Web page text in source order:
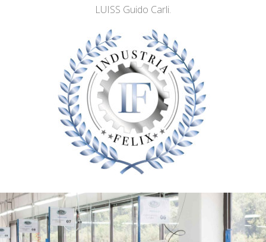
LUISS Guido Carli.